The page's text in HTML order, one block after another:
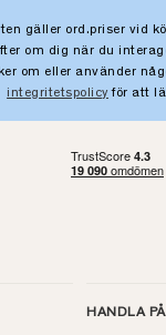
gäller ord.priser vid
om dig när du
om eller använder
integritetspolicy för att
HANDLA